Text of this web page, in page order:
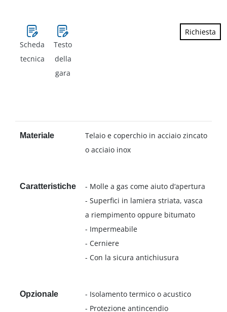
Scheda
tecnica
Testo
della
gara
Richiesta
Materiale
Telaio e coperchio in acciaio zincato
o acciaio inox
Caratteristiche
- Molle a gas come aiuto d‘apertura
- Superfici in lamiera striata, vasca
a riempimento oppure bitumato
- Impermeabile
- Cerniere
- Con la sicura antichiusura
Opzionale
- Isolamento termico o acustico
- Protezione antincendio